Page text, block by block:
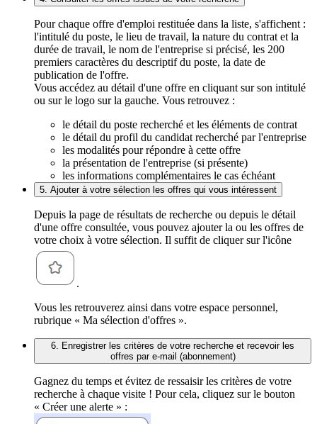
Pour chaque offre d'emploi restituée dans la liste, s'affichent :
l'intitulé du poste, le lieu de travail, la nature du contrat et la
durée de travail, le nom de l'entreprise si précisé, les 200
premiers caractères du descriptif du poste, la date de
publication de l'offre.
Vous accédez au détail d'une offre en cliquant sur son intitulé
ou sur le logo sur la gauche. Vous retrouvez :
le détail du poste recherché et les éléments de contrat
le détail du profil du candidat recherché par l'entreprise
les modalités pour répondre à cette offre
la présentation de l'entreprise (si présente)
les informations complémentaires le cas échéant
5. Ajouter à votre sélection les offres qui vous intéressent
Depuis la page de résultats de recherche ou depuis le détail
d'une offre consultée, vous pouvez ajouter la ou les offres de
votre choix à votre sélection. Il suffit de cliquer sur l'icône
.
Vous les retrouverez ainsi dans votre espace personnel,
rubrique « Ma sélection d'offres ».
6. Enregistrer les critères de votre recherche et recevoir les
offres par e-mail (abonnement)
Gagnez du temps et évitez de ressaisir les critères de votre
recherche à chaque visite ! Pour cela, cliquez sur le bouton
« Créer une alerte » :